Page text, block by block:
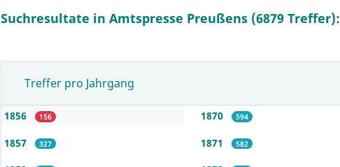
Suchresultate in Amtspresse Preußens (6879 Treffer):
Treffer pro Jahrgang
1856 156
1857 327
1870 594
1871 582